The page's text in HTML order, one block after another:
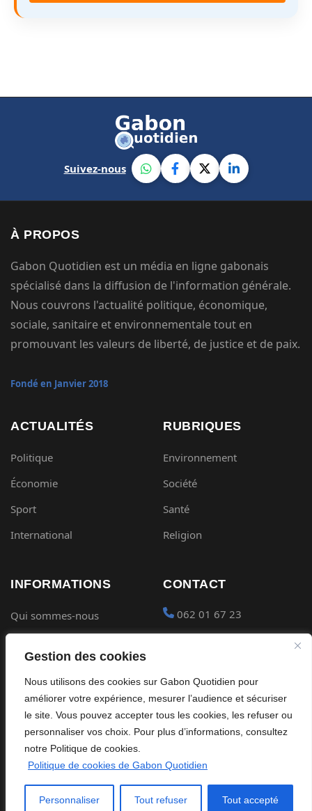
Gestion des cookies
Nous utilisons des cookies sur Gabon Quotidien pour
améliorer votre expérience, mesurer l’audience et sécuriser
le site. Vous pouvez accepter tous les cookies, les refuser ou
personnaliser vos choix. Pour plus d’informations, consultez
notre Politique de cookies.
Politique de cookies de Gabon Quotidien
Personnaliser Tout refuser Tout accepté
Suivez-nous
À PROPOS
Gabon Quotidien est un média en ligne gabonais
spécialisé dans la diffusion de l'information générale.
Nous couvrons l'actualité politique, économique,
sociale, sanitaire et environnementale tout en
promouvant les valeurs de liberté, de justice et de paix.
Fondé en Janvier 2018
ACTUALITÉS
Politique
Économie
Sport
International
RUBRIQUES
Environnement
Société
Santé
Religion
INFORMATIONS
Qui sommes-nous
Confidentialité
Cookies
CONTACT
062 01 67 23
Placer une Pub
Devenir partenaire
©2026Gabon Quotidien. Tous droits réservés.
Site édité par Global Streaming Africa